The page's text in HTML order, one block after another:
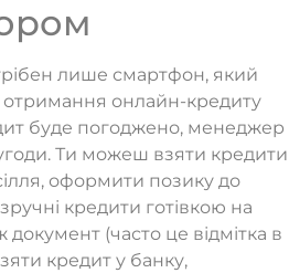
лише смартфон, який
отримання онлайн-кредиту
буде погоджено, менеджер
Ти можеш взяти кредити
оформити позику до
кредити готівкою на
(часто це відмітка в
кредит у банку,